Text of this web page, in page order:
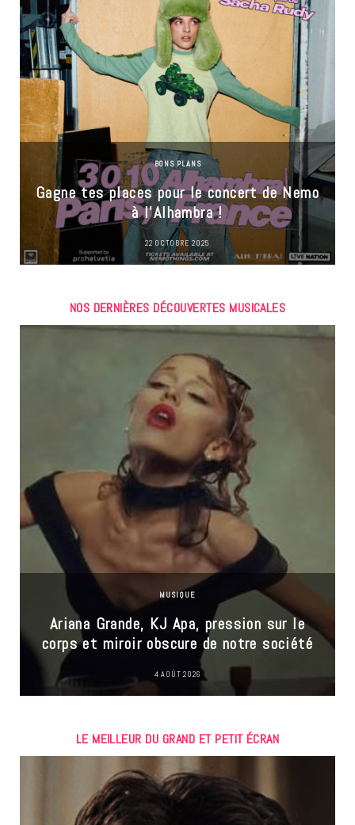
BONS PLANS
Gagne tes places pour le concert de Nemo
à l’Alhambra !
22 OCTOBRE 2025
NOS DERNIÈRES DÉCOUVERTES MUSICALES
MUSIQUE
Ariana Grande, KJ Apa, pression sur le
corps et miroir obscure de notre société
4 AOÛT 2026
LE MEILLEUR DU GRAND ET PETIT ÉCRAN